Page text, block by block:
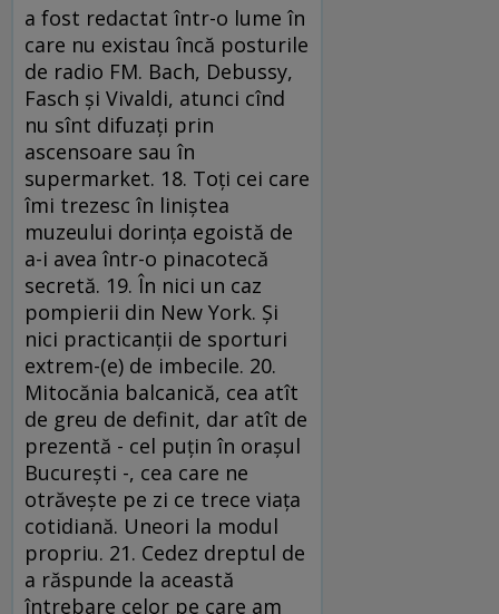
a fost redactat într-o lume în
care nu existau încă posturile
de radio FM. Bach, Debussy,
Fasch şi Vivaldi, atunci cînd
nu sînt difuzaţi prin
ascensoare sau în
supermarket. 18. Toţi cei care
îmi trezesc în liniştea
muzeului dorinţa egoistă de
a-i avea într-o pinacotecă
secretă. 19. În nici un caz
pompierii din New York. Şi
nici practicanţii de sporturi
extrem-(e) de imbecile. 20.
Mitocănia balcanică, cea atît
de greu de definit, dar atît de
prezentă - cel puţin în oraşul
Bucureşti -, cea care ne
otrăveşte pe zi ce trece viaţa
cotidiană. Uneori la modul
propriu. 21. Cedez dreptul de
a răspunde la această
întrebare celor pe care am